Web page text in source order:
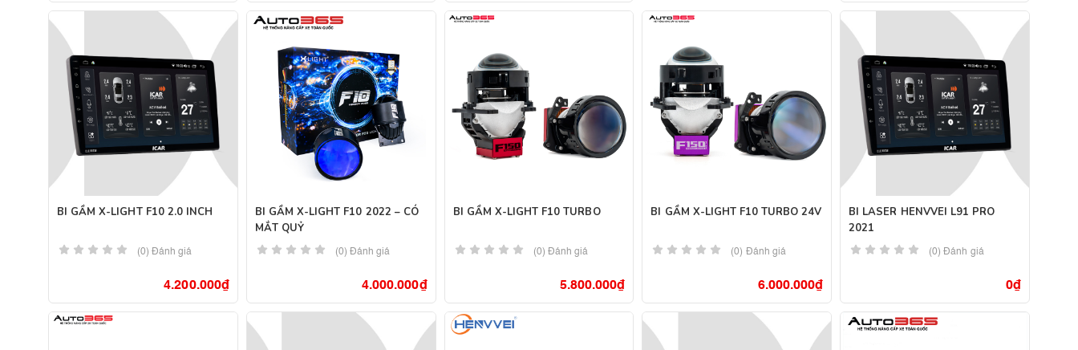
BI GẦM X-LIGHT F10 2.0 INCH
(0) Đánh giá
4.200.000₫
BI GẦM X-LIGHT F10 2022 – CÓ
MẮT QUỶ
(0) Đánh giá
4.000.000₫
BI GẦM X-LIGHT F10 TURBO
(0) Đánh giá
5.800.000₫
BI GẦM X-LIGHT F10 TURBO 24V
(0) Đánh giá
6.000.000₫
BI LASER HENVVEI L91 PRO
2021
(0) Đánh giá
0₫